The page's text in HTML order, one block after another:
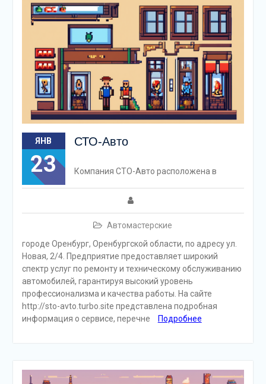
ЯНВ
23
СТО-Авто
Автомастерские
Компания СТО-Авто расположена в
городе Оренбург, Оренбургской области, по адресу ул.
Новая, 2/4. Предприятие предоставляет широкий
спектр услуг по ремонту и техническому обслуживанию
автомобилей, гарантируя высокий уровень
профессионализма и качества работы. На сайте
http://sto-avto.turbo.site представлена подробная
информация о сервисе, перечне
Подробнее